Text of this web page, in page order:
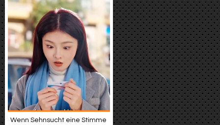
Wenn Sehnsucht eine Stimme